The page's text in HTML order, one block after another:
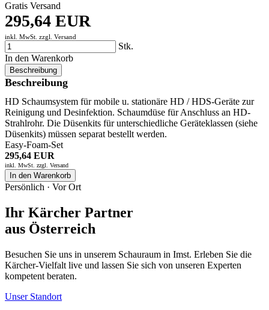
Gratis Versand
295,64 EUR
inkl. MwSt. zzgl. Versand
Stk.
In den Warenkorb
Beschreibung
Beschreibung
HD Schaumsystem für mobile u. stationäre HD / HDS-Geräte zur
Reinigung und Desinfektion. Schaumdüse für Anschluss an HD-
Strahlrohr. Die Düsenkits für unterschiedliche Geräteklassen (siehe
Düsenkits) müssen separat bestellt werden.
Easy-Foam-Set
295,64 EUR
inkl. MwSt. zzgl. Versand
In den Warenkorb
Persönlich · Vor Ort
Ihr Kärcher Partner
aus Österreich
Besuchen Sie uns in unserem Schauraum in Imst. Erleben Sie die
Kärcher-Vielfalt live und lassen Sie sich von unseren Experten
kompetent beraten.
Unser Standort